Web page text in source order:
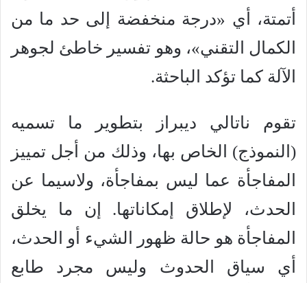
أتمتة، أي «درجة منخفضة إلى حد ما من
الكمال التقني»، وهو تفسير خاطئ لجوهر
الآلة كما تؤكد الباحثة.
تقوم ناتالي ديبراز بتطوير ما تسميه
(النموذج) الخاص بها، وذلك من أجل تمييز
المفاجأة عما ليس بمفاجأة، ولاسيما عن
الحدث، لإطلاق إمكاناتها. إن ما يخلق
المفاجأة هو حالة ظهور الشيء أو الحدث،
أي سياق الحدوث وليس مجرد طابع